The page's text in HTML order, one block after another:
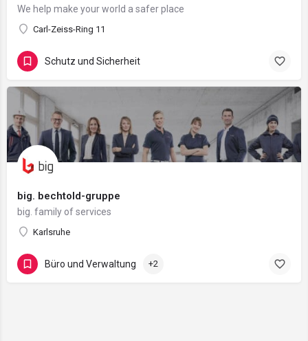
We help make your world a safer place
Carl-Zeiss-Ring 11
Schutz und Sicherheit
big. bechtold-gruppe
big. family of services
Karlsruhe
Büro und Verwaltung +2